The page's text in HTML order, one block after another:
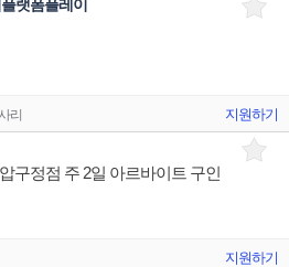
랫폼플레이
리 지원하기
구정점 주 2일 아르바이트 구인
지원하기